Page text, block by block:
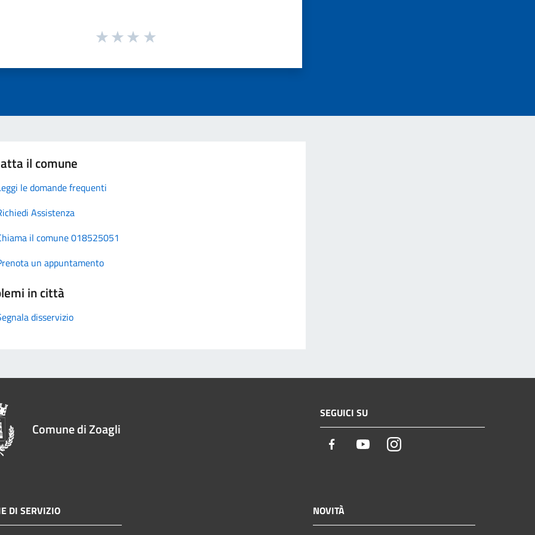
il comune
le domande frequenti
Assistenza
il comune 018525051
un appuntamento
in città
disservizio
Comune di Zoagli
SEGUICI SU
Facebook YoutubeInstagram
DI SERVIZIO NOVITÀ